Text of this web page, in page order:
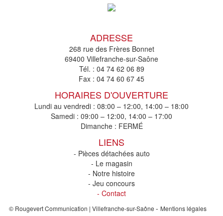
ADRESSE
268 rue des Frères Bonnet
69400 Villefranche-sur-Saône
Tél. : 04 74 62 06 89
Fax : 04 74 60 67 45
HORAIRES D'OUVERTURE
Lundi au vendredi : 08:00 – 12:00, 14:00 – 18:00
Samedi : 09:00 – 12:00, 14:00 – 17:00
Dimanche : FERMÉ
LIENS
- Pièces détachées auto
- Le magasin
- Notre histoire
- Jeu concours
- Contact
© Rougevert Communication | Villefranche-sur-Saône - Mentions légales